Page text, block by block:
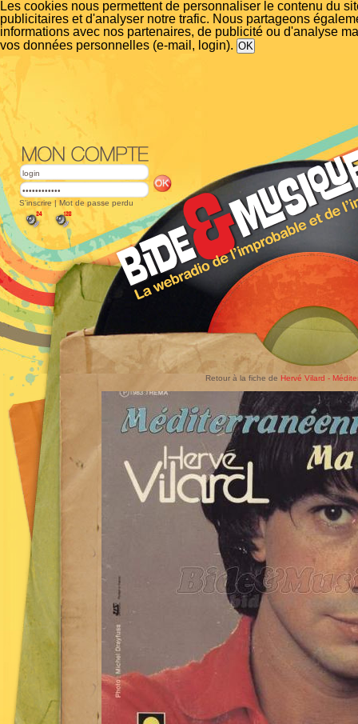
Les cookies nous permettent de personnaliser le contenu du
publicitaires et d'analyser notre trafic. Nous partageons
informations avec nos partenaires, de publicité ou d'analyse
vos données personnelles (e-mail, login).
S'inscrire | Mot de passe perdu
Retour à la fiche de Hervé Vilard -